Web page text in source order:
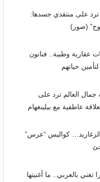
ترد على منتقدي جسدها:
(صور)
عقارية وطبية.. فنانون
حياتهم
العالم ترد على
عاطفية مع بيلينغهام
كواليس “عرس”
تغني بالعربي.. ما أغنيتها